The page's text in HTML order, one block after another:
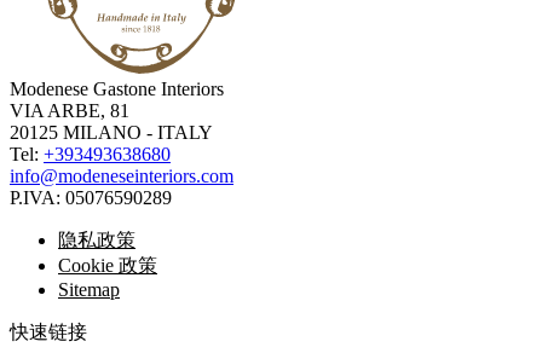
Modenese Gastone Interiors
VIA ARBE, 81
20125 MILANO - ITALY
Tel: +393493638680
info@modeneseinteriors.com
P.IVA: 05076590289
隐私政策
Cookie 政策
Sitemap
快速链接